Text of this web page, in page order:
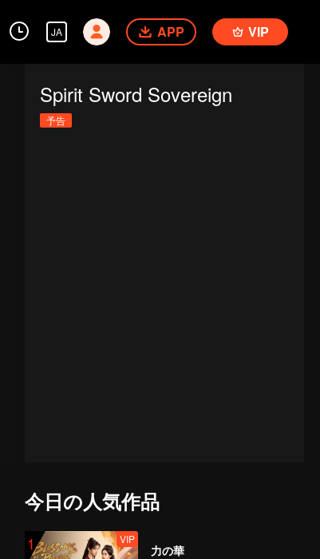
JA APP VIP
Spirit Sword Sovereign
予告
今日の人気作品
1 VIP
力の華